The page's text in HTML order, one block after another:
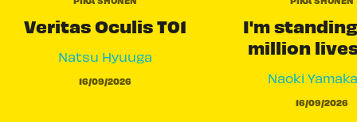
Veritas Oculis T01
Natsu Hyuuga
16/09/2026
I'm
million
Naoki
16/09/2026